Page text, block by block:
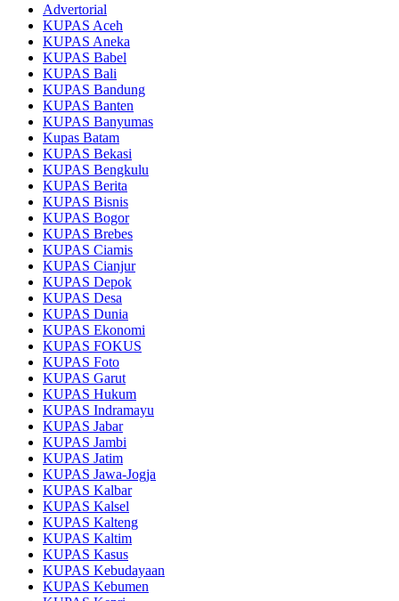
Advertorial
KUPAS Aceh
KUPAS Aneka
KUPAS Babel
KUPAS Bali
KUPAS Bandung
KUPAS Banten
KUPAS Banyumas
Kupas Batam
KUPAS Bekasi
KUPAS Bengkulu
KUPAS Berita
KUPAS Bisnis
KUPAS Bogor
KUPAS Brebes
KUPAS Ciamis
KUPAS Cianjur
KUPAS Depok
KUPAS Desa
KUPAS Dunia
KUPAS Ekonomi
KUPAS FOKUS
KUPAS Foto
KUPAS Garut
KUPAS Hukum
KUPAS Indramayu
KUPAS Jabar
KUPAS Jambi
KUPAS Jatim
KUPAS Jawa-Jogja
KUPAS Kalbar
KUPAS Kalsel
KUPAS Kalteng
KUPAS Kaltim
KUPAS Kasus
KUPAS Kebudayaan
KUPAS Kebumen